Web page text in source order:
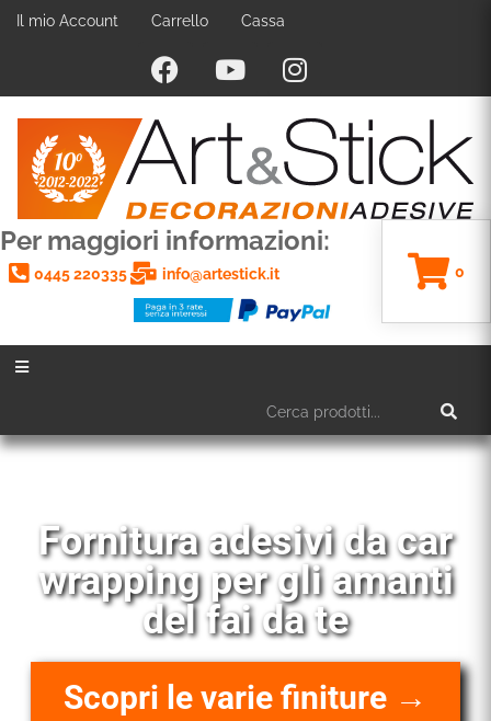
Il mio Account Carrello Cassa
Per maggiori informazioni:
0445 220335 info@artestick.it 0
Fornitura adesivi da car
wrapping per gli amanti
del fai da te
Scopri le varie finiture →